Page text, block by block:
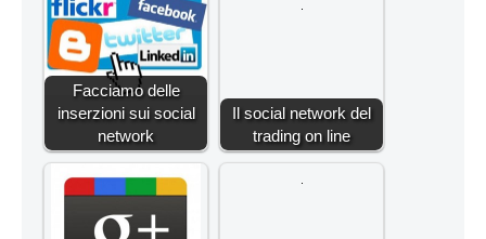
Facciamo delle
inserzioni sui social
network
Il social network del
trading on line